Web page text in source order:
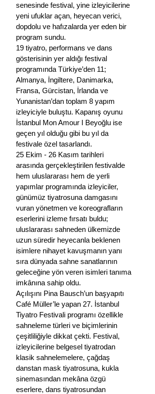
senesinde festival, yine izleyicilerine
yeni ufuklar açan, heyecan verici,
dopdolu ve hafızalarda yer eden bir
program sundu.
19 tiyatro, performans ve dans
gösterisinin yer aldığı festival
programında Türkiye’den 11;
Almanya, İngiltere, Danimarka,
Fransa, Gürcistan, İrlanda ve
Yunanistan’dan toplam 8 yapım
izleyiciyle buluştu. Kapanış oyunu
İstanbul Mon Amour I Beyoğlu ise
geçen yıl olduğu gibi bu yıl da
festivale özel tasarlandı.
25 Ekim - 26 Kasım tarihleri
arasında gerçekleştirilen festivalde
hem uluslararası hem de yerli
yapımlar programında izleyiciler,
günümüz tiyatrosuna damgasını
vuran yönetmen ve koreografların
eserlerini izleme fırsatı buldu;
uluslararası sahneden ülkemizde
uzun süredir heyecanla beklenen
isimlere nihayet kavuşmanın yanı
sıra dünyada sahne sanatlarının
geleceğine yön veren isimleri tanıma
imkânına sahip oldu.
Açılışını Pina Bausch’un başyapıtı
Café Müller’le yapan 27. İstanbul
Tiyatro Festivali programı özellikle
sahneleme türleri ve biçimlerinin
çeşitliliğiyle dikkat çekti. Festival,
izleyicilerine belgesel tiyatrodan
klasik sahnelemelere, çağdaş
danstan mask tiyatrosuna, kukla
sinemasından mekâna özgü
eserlere, dans tiyatrosundan